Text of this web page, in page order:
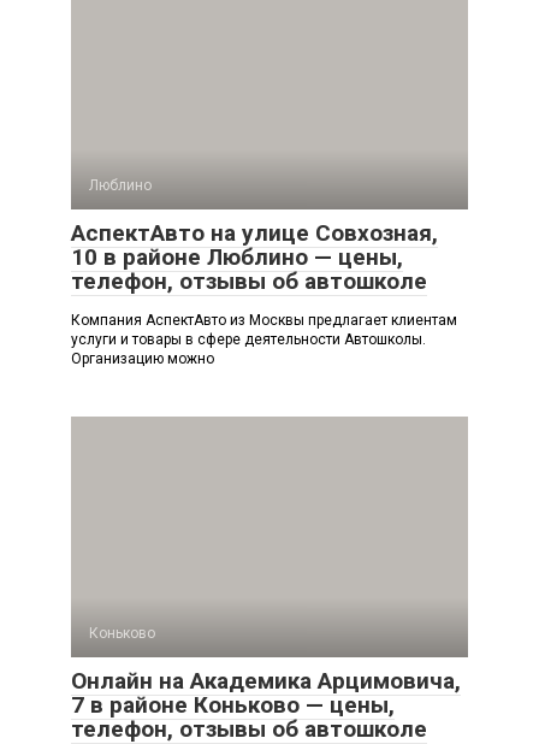
Люблино
АспектАвто на улице Совхозная,
10 в районе Люблино — цены,
телефон, отзывы об автошколе
Компания АспектАвто из Москвы предлагает клиентам
услуги и товары в сфере деятельности Автошколы.
Организацию можно
Коньково
Онлайн на Академика Арцимовича,
7 в районе Коньково — цены,
телефон, отзывы об автошколе